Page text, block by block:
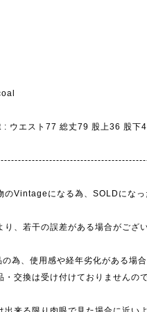
: ウエスト77 総丈79 股上36 股下
のVintageになる為、SOLDにな
り、若干の誤差がある場合がござ
為、使用感や経年劣化がある場合
・交換は受け付けておりませんの